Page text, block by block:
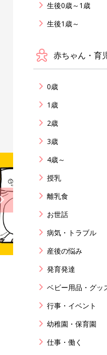
生後0歳～1歳
生後1歳～
赤ちゃん・育
0歳
1歳
2歳
3歳
4歳～
授乳
離乳食
お世話
病気・トラブル
産後の悩み
発育発達
ベビー用品・グッ
行事・イベント
幼稚園・保育園
仕事・働く